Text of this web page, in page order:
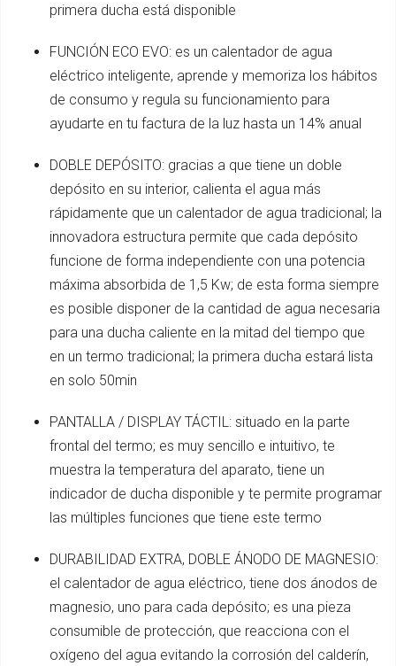
primera ducha está disponible
FUNCIÓN ECO EVO: es un calentador de agua
eléctrico inteligente, aprende y memoriza los hábitos
de consumo y regula su funcionamiento para
ayudarte en tu factura de la luz hasta un 14% anual
DOBLE DEPÓSITO: gracias a que tiene un doble
depósito en su interior, calienta el agua más
rápidamente que un calentador de agua tradicional; la
innovadora estructura permite que cada depósito
funcione de forma independiente con una potencia
máxima absorbida de 1,5 Kw; de esta forma siempre
es posible disponer de la cantidad de agua necesaria
para una ducha caliente en la mitad del tiempo que
en un termo tradicional; la primera ducha estará lista
en solo 50min
PANTALLA / DISPLAY TÁCTIL: situado en la parte
frontal del termo; es muy sencillo e intuitivo, te
muestra la temperatura del aparato, tiene un
indicador de ducha disponible y te permite programar
las múltiples funciones que tiene este termo
DURABILIDAD EXTRA, DOBLE ÁNODO DE MAGNESIO:
el calentador de agua eléctrico, tiene dos ánodos de
magnesio, uno para cada depósito; es una pieza
consumible de protección, que reacciona con el
oxígeno del agua evitando la corrosión del calderín,